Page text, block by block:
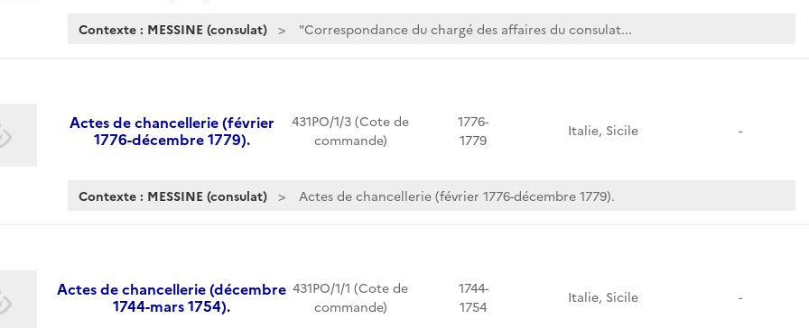
Contexte : MESSINE (consulat) "Correspondance du chargé des affaires du consulat...
Actes de chancellerie (février
1776-décembre 1779).
431PO/1/3 (Cote de
commande)
1776-
1779
Italie, Sicile -
Contexte : MESSINE (consulat) Actes de chancellerie (février 1776-décembre 1779).
Actes de chancellerie (décembre
1744-mars 1754).
431PO/1/1 (Cote de
commande)
1744-
1754
Italie, Sicile -